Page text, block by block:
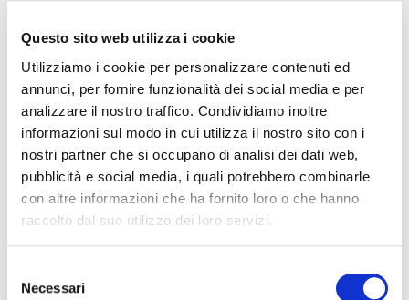
Questo sito web utilizza i cookie
Utilizziamo i cookie per personalizzare contenuti ed
annunci, per fornire funzionalità dei social media e per
analizzare il nostro traffico. Condividiamo inoltre
informazioni sul modo in cui utilizza il nostro sito con i
nostri partner che si occupano di analisi dei dati web,
pubblicità e social media, i quali potrebbero combinarle
con altre informazioni che ha fornito loro o che hanno
raccolto dal suo utilizzo dei loro servizi.
Necessari
05
2015
CONDIVIDI
0 COMMENTI